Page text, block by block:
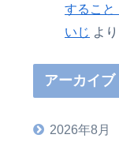
すること
いじ より
アーカイブ
2026年8月